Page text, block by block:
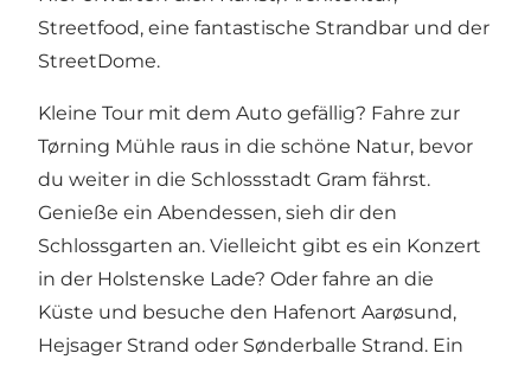
Streetfood, eine fantastische Strandbar und der
StreetDome.
Kleine Tour mit dem Auto gefällig? Fahre zur
Tørning Mühle raus in die schöne Natur, bevor
du weiter in die Schlossstadt Gram fährst.
Genieße ein Abendessen, sieh dir den
Schlossgarten an. Vielleicht gibt es ein Konzert
in der Holstenske Lade? Oder fahre an die
Küste und besuche den Hafenort Aarøsund,
Hejsager Strand oder Sønderballe Strand. Ein